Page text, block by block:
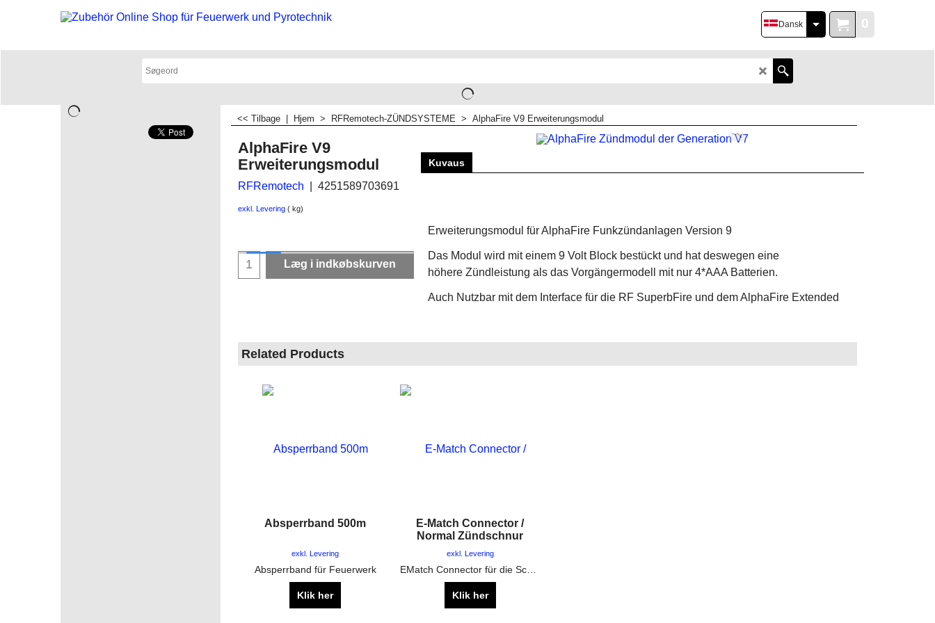
0
Dansk
<< Tilbage Hjem > RFRemotech-ZÜNDSYSTEME > AlphaFire V9 Erweiterungsmodul
AlphaFire V9
Erweiterungsmodul
RFRemotech 4251589703691
exkl. Levering kg
Læg i indkøbskurven
Kuvaus
Erweiterungsmodul für AlphaFire Funkzündanlagen Version 9
Das Modul wird mit einem 9 Volt Block bestückt und hat deswegen eine
höhere Zündleistung als das Vorgängermodell mit nur 4*AAA Batterien.
Auch Nutzbar mit dem Interface für die RF SuperbFire und dem AlphaFire Extended
Related Products
Absperrband 500m
exkl. Levering
Absperrband für Feuerwerk
Klik her
E-Match Connector /
Normal Zündschnur
exkl. Levering
EMatch Connector für die Schnelle Verbindung von Zünder und Zündschnur auf dem Abbrennplatz
Klik her